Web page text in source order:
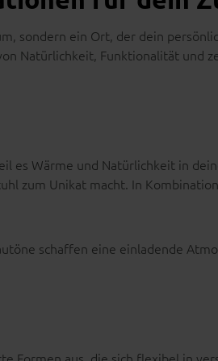
sondern ein Ort, der dein
Natürlichkeit, Funktionalität und
es Wärme und Natürlichkeit in
zum Unikat macht. In
schaffen eine einladende
Formen aus, die sich flexibel in